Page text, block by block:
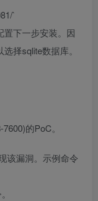
`
置下一步安装。因
择sqlite数据库。
的PoC。
该漏洞。示例命令